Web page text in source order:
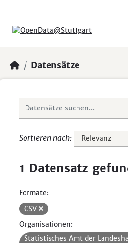
Datensätze
Sortieren nach
1 Datensatz
Formate:
CSV
Organisationen:
Statistisches Amt der